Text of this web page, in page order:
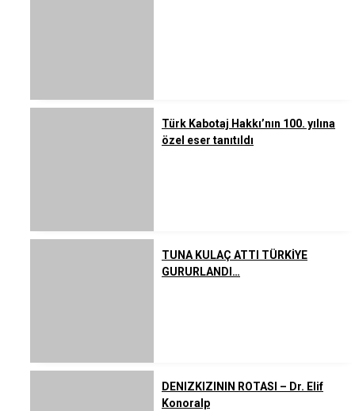
Türk Kabotaj Hakkı’nın 100. yılına
özel eser tanıtıldı
TUNA KULAÇ ATTI TÜRKİYE
GURURLANDI…
DENIZKIZININ ROTASI – Dr. Elif
Konoralp